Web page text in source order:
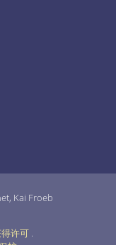
Kai Froeb
许可 .